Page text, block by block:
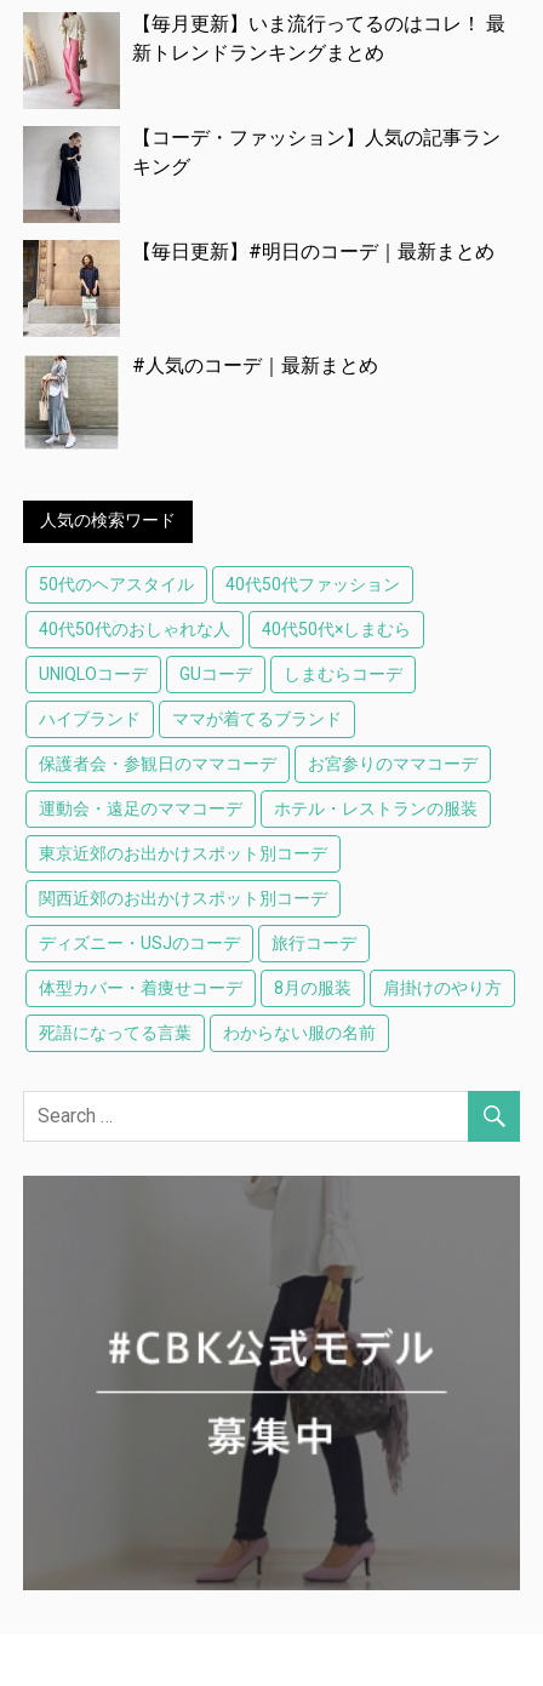
【毎月更新】いま流行ってるのはコレ！ 最
新トレンドランキングまとめ
【コーデ・ファッション】人気の記事ラン
キング
【毎日更新】#明日のコーデ｜最新まとめ
#人気のコーデ｜最新まとめ
人気の検索ワード
50代のヘアスタイル 40代50代ファッション
40代50代のおしゃれな人 40代50代×しまむら
UNIQLOコーデ GUコーデ しまむらコーデ
ハイブランド ママが着てるブランド
保護者会・参観日のママコーデ お宮参りのママコーデ
運動会・遠足のママコーデ ホテル・レストランの服装
東京近郊のお出かけスポット別コーデ
関西近郊のお出かけスポット別コーデ
ディズニー・USJのコーデ 旅行コーデ
体型カバー・着痩せコーデ 8月の服装 肩掛けのやり方
死語になってる言葉 わからない服の名前